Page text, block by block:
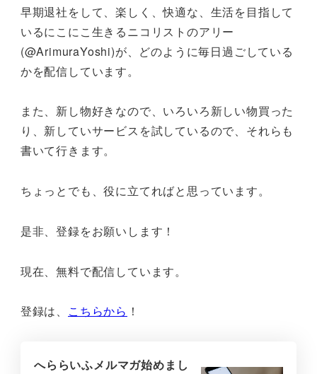
早期退社をして、楽しく、快適な、生活を目指して
いるにこにこ生きるニコリストのアリー
(@ArimuraYoshi)が、どのように毎日過ごしている
かを配信しています。
また、新し物好きなので、いろいろ新しい物買った
り、新していサービスを試しているので、それらも
書いて行きます。
ちょっとでも、役に立てればと思っています。
是非、登録をお願いします！
現在、無料で配信しています。
登録は、 こちらから ！
へららいふメルマガ始めまし